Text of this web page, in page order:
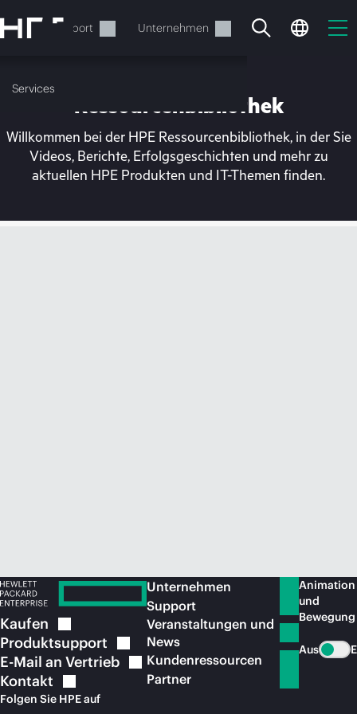
Hauptinhalt
wechseln
Support Unternehmen
Services
Ihr Warenkorb ist aktuell
Ressourcenbibliothek
Willkommen bei der HPE Ressourcenbibliothek, in der Sie
Videos, Berichte, Erfolgsgeschichten und mehr zu
aktuellen HPE Produkten und IT-Themen finden.
Kaufen
Produktsupport
E-Mail an Vertrieb
Kontakt
Folgen Sie HPE auf
Unternehmen
Support
Veranstaltungen und
News
Kundenressourcen
Partner
Animation
und
Bewegung
Aus